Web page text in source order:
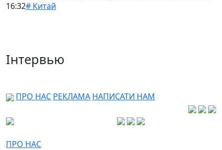
16:32# Китай
Інтервью
ПРО НАС РЕКЛАМА НАПИСАТИ НАМ
ПРО НАС